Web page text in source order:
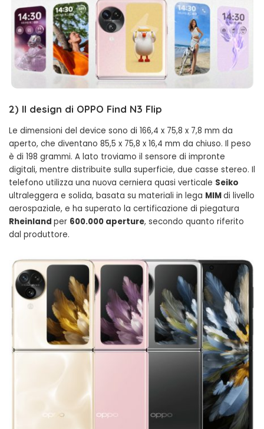
2) Il design di OPPO Find N3 Flip
Le dimensioni del device sono di 166,4 x 75,8 x 7,8 mm da
aperto, che diventano 85,5 x 75,8 x 16,4 mm da chiuso. Il peso
è di 198 grammi. A lato troviamo il sensore di impronte
digitali, mentre distribuite sulla superficie, due casse stereo. Il
telefono utilizza una nuova cerniera quasi verticale Seiko
ultraleggera e solida, basata su materiali in lega MIMdi livello
aerospaziale, e ha superato la certificazione di piegatura
Rheinland per 600.000 aperture, secondo quanto riferito
dal produttore.